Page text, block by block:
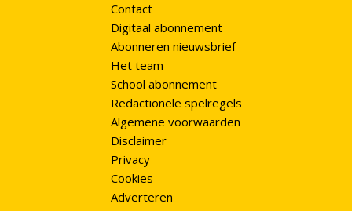
Contact
Digitaal abonnement
Abonneren nieuwsbrief
Het team
School abonnement
Redactionele spelregels
Algemene voorwaarden
Disclaimer
Privacy
Cookies
Adverteren